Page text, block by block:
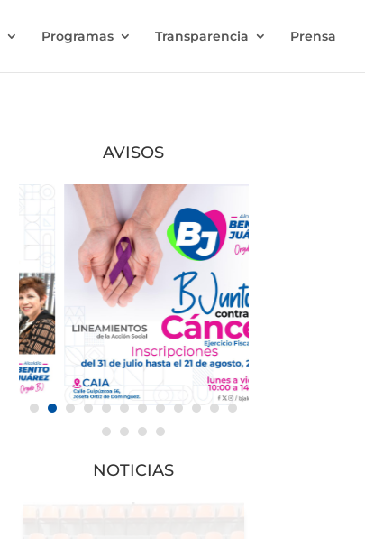
Programas Transparencia Prensa
AVISOS
NOTICIAS